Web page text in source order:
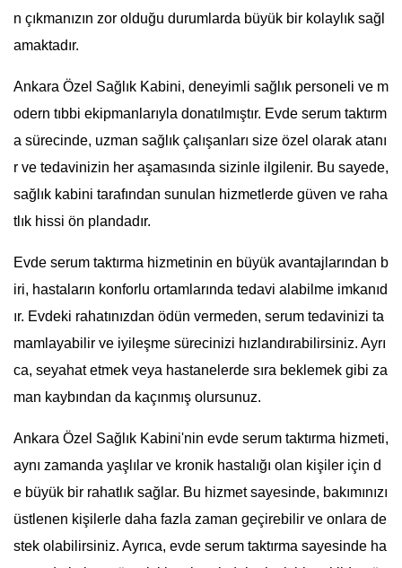
n çıkmanızın zor olduğu durumlarda büyük bir kolaylık sağl
amaktadır.
Ankara Özel Sağlık Kabini, deneyimli sağlık personeli ve m
odern tıbbi ekipmanlarıyla donatılmıştır. Evde serum taktırm
a sürecinde, uzman sağlık çalışanları size özel olarak atanı
r ve tedavinizin her aşamasında sizinle ilgilenir. Bu sayede,
sağlık kabini tarafından sunulan hizmetlerde güven ve raha
tlık hissi ön plandadır.
Evde serum taktırma hizmetinin en büyük avantajlarından b
iri, hastaların konforlu ortamlarında tedavi alabilme imkanıd
ır. Evdeki rahatınızdan ödün vermeden, serum tedavinizi ta
mamlayabilir ve iyileşme sürecinizi hızlandırabilirsiniz. Ayrı
ca, seyahat etmek veya hastanelerde sıra beklemek gibi za
man kaybından da kaçınmış olursunuz.
Ankara Özel Sağlık Kabini'nin evde serum taktırma hizmeti,
aynı zamanda yaşlılar ve kronik hastalığı olan kişiler için d
e büyük bir rahatlık sağlar. Bu hizmet sayesinde, bakımınızı
üstlenen kişilerle daha fazla zaman geçirebilir ve onlara de
stek olabilirsiniz. Ayrıca, evde serum taktırma sayesinde ha